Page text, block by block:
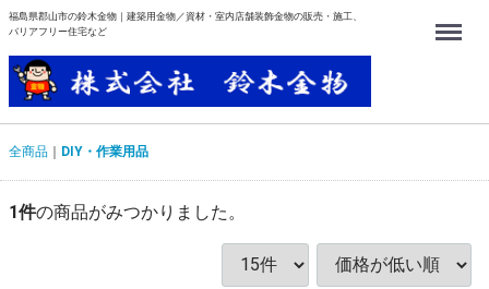
福島県郡山市の鈴木金物｜建築用金物／資材・室内店舗装飾金物の販売・施工、
バリアフリー住宅など
Menu
全商品 DIY・作業用品
1件の商品がみつかりました。